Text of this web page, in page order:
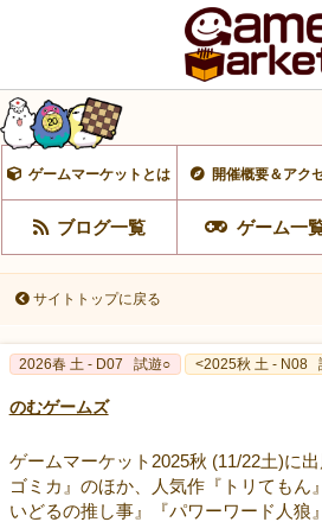
ゲームマーケットとは 開催概要＆アク
ブログ一覧 ゲーム一
サイトトップに戻る
2026春 土 - D07 試遊○ <2025秋 土 - N08
のむゲームズ
ゲームマーケット2025秋 (11/22土)に
ゴミカ』のほか、人気作『トリてもん
いどるの推し事』『パワーワード人狼